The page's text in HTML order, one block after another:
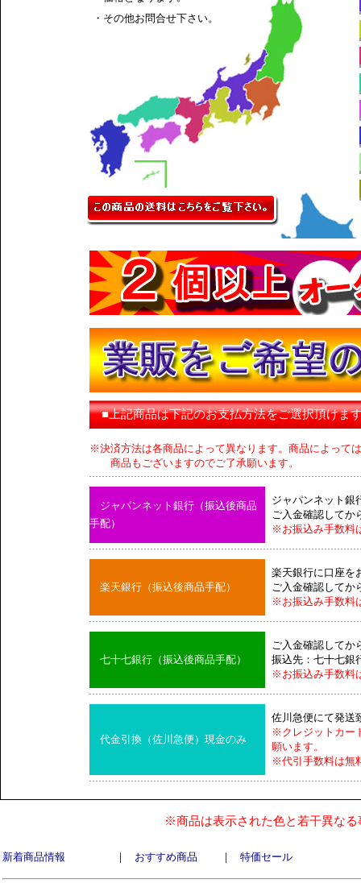
・その他お問合せ下さい。
■上記商品は下記のお支払方法をご選択頂けま
※決済方法は各商品によって異なります。商品によって
商品もございますのでご了承願います。
ジャパンネット銀行（振込後商品
手配）
ジャパンネット銀
ご入金確認してか
※お振込み手数料
楽天銀行（振込後商品手配）
楽天銀行に口座を
ご入金確認してか
※お振込み手数料
七十七銀行（振込後商品手配）
ご入金確認してか
振込先：七十七銀
※お振込み手数料
代金引換（佐川急便）現金のみ
佐川急便にて発送
※クレジットカー
願います。
※代引手数料は無
※商品は表示された色と若干異な
新着商品情報 ｜ おすすめ商品 ｜ 特価セール